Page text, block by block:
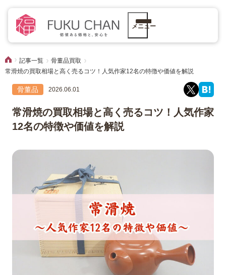
メニュー
記事一覧
骨董品買取
常滑焼の買取相場と高く売るコツ！人気作家12名の特徴や価値を解説
骨董品 2026.06.01
常滑焼の買取相場と高く売るコツ！人気作家
12名の特徴や価値を解説